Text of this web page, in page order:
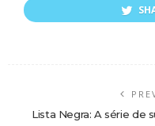
Lista Negra: A série de